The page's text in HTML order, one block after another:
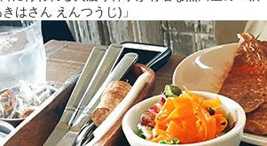
はさん えんつうじ)」